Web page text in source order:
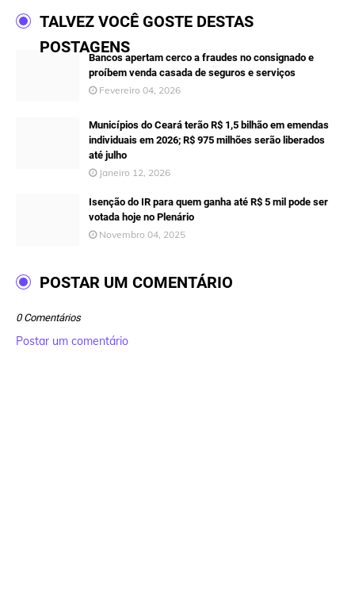
TALVEZ VOCÊ GOSTE DESTAS
POSTAGENS
Bancos apertam cerco a fraudes no consignado e
proíbem venda casada de seguros e serviços
Fevereiro 04, 2026
Municípios do Ceará terão R$ 1,5 bilhão em emendas
individuais em 2026; R$ 975 milhões serão liberados
até julho
Janeiro 12, 2026
Isenção do IR para quem ganha até R$ 5 mil pode ser
votada hoje no Plenário
Novembro 04, 2025
POSTAR UM COMENTÁRIO
0 Comentários
Postar um comentário